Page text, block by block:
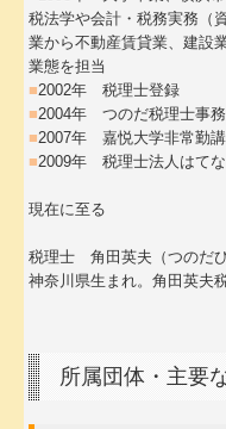
税法学や会計・税務実務（
業から不動産賃貸業、建設
業態を担当
■2002年 税理士登録
■2004年 つのだ税理士事
■2007年 嘉悦大学非常勤
■2009年 税理士法人はて
現在に至る
税理士 角田英夫（つのだひ
神奈川県生まれ。角田英夫
所属団体・主要